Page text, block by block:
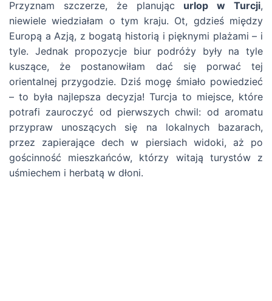
Przyznam szczerze, że planując urlop w Turcji,
niewiele wiedziałam o tym kraju. Ot, gdzieś między
Europą a Azją, z bogatą historią i pięknymi plażami – i
tyle. Jednak propozycje biur podróży były na tyle
kuszące, że postanowiłam dać się porwać tej
orientalnej przygodzie. Dziś mogę śmiało powiedzieć
– to była najlepsza decyzja! Turcja to miejsce, które
potrafi zauroczyć od pierwszych chwil: od aromatu
przypraw unoszących się na lokalnych bazarach,
przez zapierające dech w piersiach widoki, aż po
gościnność mieszkańców, którzy witają turystów z
uśmiechem i herbatą w dłoni.